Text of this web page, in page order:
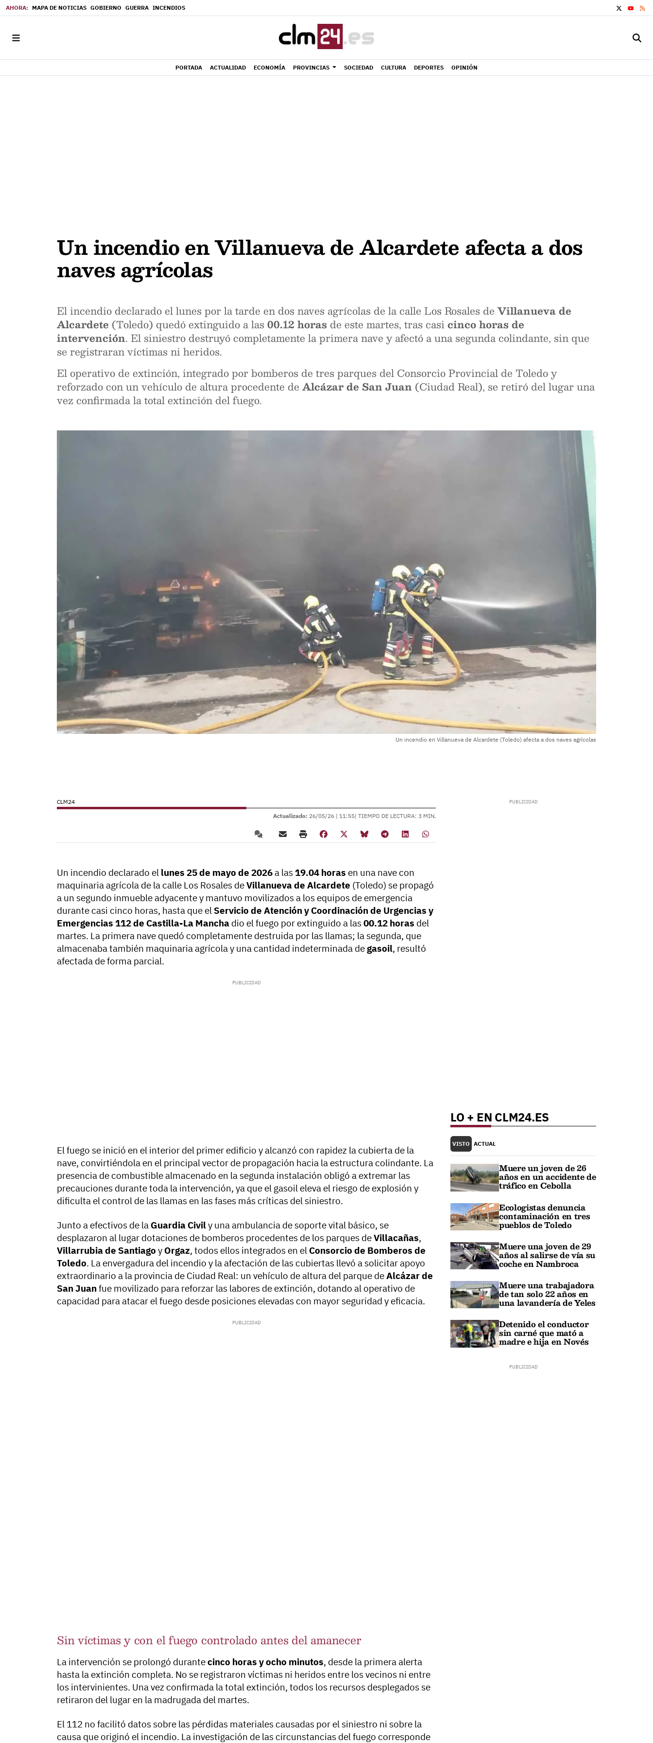
MAPA DE NOTICIAS GOBIERNO GUERRA INCENDIOS
YOUTUBE
PORTADA ACTUALIDAD ECONOMÍA PROVINCIAS SOCIEDAD CULTURA DEPORTES OPINIÓN
Un incendio en Villanueva de Alcardete afecta a dos
naves agrícolas
El incendio declarado el lunes por la tarde en dos naves agrícolas de la calle Los Rosales de Villanueva de
Alcardete (Toledo) quedó extinguido a las 00.12 horas de este martes, tras casicinco horas de
intervención. El siniestro destruyó completamente la primera nave y afectó a una segunda colindante, sin que
se registraran víctimas ni heridos.
El operativo de extinción, integrado por bomberos de tres parques del Consorcio Provincial de Toledo y
reforzado con un vehículo de altura procedente de Alcázar de San Juan (Ciudad Real), se retiró del lugar una
vez confirmada la total extinción del fuego.
Un incendio en Villanueva de Alcardete (Toledo) afecta a dos naves agrícolas
CLM24
Actualizado: 26/05/26 | 11:55| TIEMPO DE LECTURA: 3 MIN.
Un incendio declarado el lunes 25 de mayo de 2026a las 19.04 horas en una nave con
maquinaria agrícola de la calle Los Rosales deVillanueva de Alcardete (Toledo) se propagó
a un segundo inmueble adyacente y mantuvo movilizados a los equipos de emergencia
durante casi cinco horas, hasta que el Servicio de Atención y Coordinación de Urgencias y
Emergencias 112 de Castilla-La Mancha dio el fuego por extinguido a las00.12 horas del
martes. La primera nave quedó completamente destruida por las llamas; la segunda, que
almacenaba también maquinaria agrícola y una cantidad indeterminada de gasoil, resultó
afectada de forma parcial.
El fuego se inició en el interior del primer edificio y alcanzó con rapidez la cubierta de la
nave, convirtiéndola en el principal vector de propagación hacia la estructura colindante. La
presencia de combustible almacenado en la segunda instalación obligó a extremar las
precauciones durante toda la intervención, ya que el gasoil eleva el riesgo de explosión y
dificulta el control de las llamas en las fases más críticas del siniestro.
Junto a efectivos de la Guardia Civily una ambulancia de soporte vital básico, se
desplazaron al lugar dotaciones de bomberos procedentes de los parques deVillacañas,
Villarrubia de Santiago y Orgaz, todos ellos integrados en el Consorcio de Bomberos de
Toledo. La envergadura del incendio y la afectación de las cubiertas llevó a solicitar apoyo
extraordinario a la provincia de Ciudad Real: un vehículo de altura del parque deAlcázar de
San Juanfue movilizado para reforzar las labores de extinción, dotando al operativo de
capacidad para atacar el fuego desde posiciones elevadas con mayor seguridad y eficacia.
Sin víctimas y con el fuego controlado antes del amanecer
La intervención se prolongó durantecinco horas y ocho minutos, desde la primera alerta
hasta la extinción completa. No se registraron víctimas ni heridos entre los vecinos ni entre
los intervinientes. Una vez confirmada la total extinción, todos los recursos desplegados se
retiraron del lugar en la madrugada del martes.
El 112 no facilitó datos sobre las pérdidas materiales causadas por el siniestro ni sobre la
causa que originó el incendio. La investigación de las circunstancias del fuego corresponde
LO + EN CLM24.ES
VISTO ACTUAL
Muere un joven de 26
años en un accidente de
tráfico en Cebolla
Ecologistas denuncia
contaminación en tres
pueblos de Toledo
Muere una joven de 29
años al salirse de vía su
coche en Nambroca
Muere una trabajadora
de tan solo 22 años en
una lavandería de Yeles
Detenido el conductor
sin carné que mató a
madre e hija en Novés